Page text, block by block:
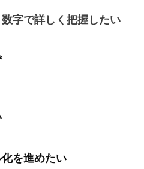
続対策
字で詳しく把握したい
を進めたい